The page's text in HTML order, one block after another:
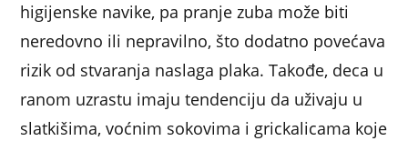
higijenske navike, pa pranje zuba može biti
neredovno ili nepravilno, što dodatno povećava
rizik od stvaranja naslaga plaka. Takođe, deca u
ranom uzrastu imaju tendenciju da uživaju u
slatkišima, voćnim sokovima i grickalicama koje